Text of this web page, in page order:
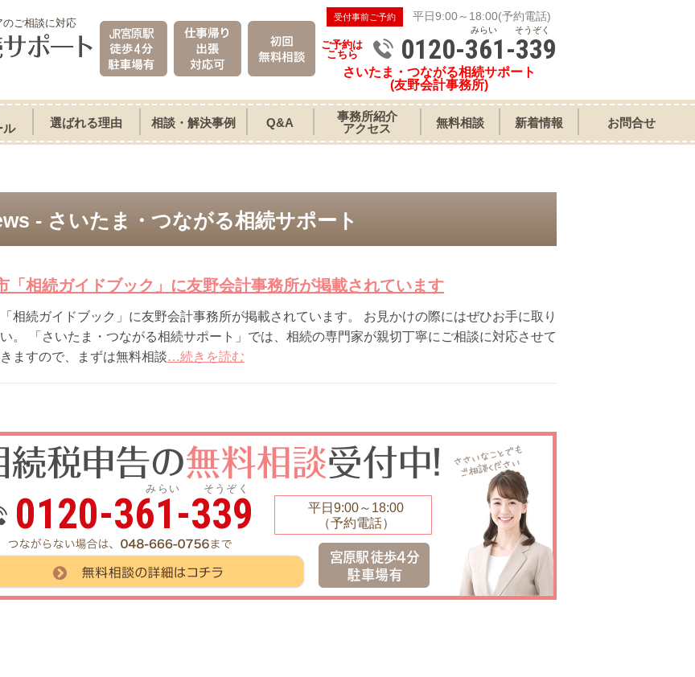
ご相談に対応 受付事前ご予約 平日9:00～18:00(予約電話)
ご予約は
こちら
みらい そうぞく
0120-361-339
さいたま・つながる相続サポート
(友野会計事務所)
ル
選ばれる理由 相談・解決事例 Q&A
事務所紹介
アクセス
無料相談 新着情報 お問合せ
- さいたま・つながる相続サポート
「相続ガイドブック」に友野会計事務所が掲載されています
「相続ガイドブック」に友野会計事務所が掲載されています。 お見かけの際にはぜひお手に取り
。 「さいたま・つながる相続サポート」では、相続の専門家が親切丁寧にご相談に対応させて
ますので、まずは無料相談…続きを読む
みらい そうぞく
0120-361-339
平日9:00～18:00
（予約電話）